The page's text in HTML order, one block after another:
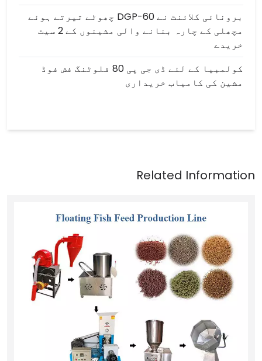
برونائی کلائنٹ نے DGP-60 چھوٹے تیرتے ہوئے
مچھلی کے چارہ بنانے والی مشینوں کے 2 سیٹ
خریدے
کولمبیا کے لئے ڈی جی پی 80 فلوٹنگ فش فوڈ
مشین کی کامیاب خریداری